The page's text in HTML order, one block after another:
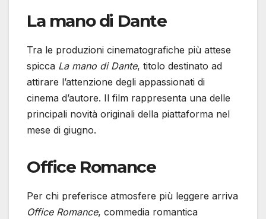
La mano di Dante
Tra le produzioni cinematografiche più attese
spicca La mano di Dante, titolo destinato ad
attirare l’attenzione degli appassionati di
cinema d’autore. Il film rappresenta una delle
principali novità originali della piattaforma nel
mese di giugno.
Office Romance
Per chi preferisce atmosfere più leggere arriva
Office Romance, commedia romantica